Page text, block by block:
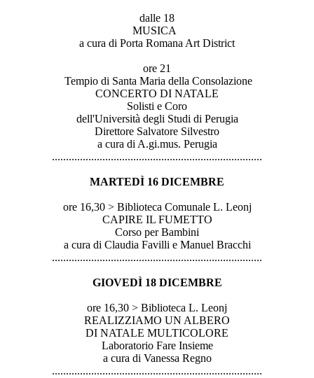
dalle 18
MUSICA
a cura di Porta Romana Art District
ore 21
Tempio di Santa Maria della Consolazione
CONCERTO DI NATALE
Solisti e Coro
dell'Università degli Studi di Perugia
Direttore Salvatore Silvestro
a cura di A.gi.mus. Perugia
...........................................................................
MARTEDÌ 16 DICEMBRE
ore 16,30 > Biblioteca Comunale L. Leonj
CAPIRE IL FUMETTO
Corso per Bambini
a cura di Claudia Favilli e Manuel Bracchi
...........................................................................
GIOVEDÌ 18 DICEMBRE
ore 16,30 > Biblioteca L. Leonj
REALIZZIAMO UN ALBERO
DI NATALE MULTICOLORE
Laboratorio Fare Insieme
a cura di Vanessa Regno
...........................................................................